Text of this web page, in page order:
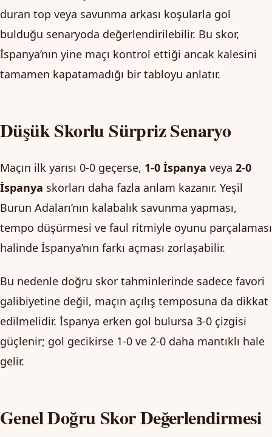
duran top veya savunma arkası koşularla gol
bulduğu senaryoda değerlendirilebilir. Bu skor,
İspanya’nın yine maçı kontrol ettiği ancak kalesini
tamamen kapatamadığı bir tabloyu anlatır.
Düşük Skorlu Sürpriz Senaryo
Maçın ilk yarısı 0-0 geçerse, 1-0 İspanya veya 2-0
İspanya skorları daha fazla anlam kazanır. Yeşil
Burun Adaları’nın kalabalık savunma yapması,
tempo düşürmesi ve faul ritmiyle oyunu parçalaması
halinde İspanya’nın farkı açması zorlaşabilir.
Bu nedenle doğru skor tahminlerinde sadece favori
galibiyetine değil, maçın açılış temposuna da dikkat
edilmelidir. İspanya erken gol bulursa 3-0 çizgisi
güçlenir; gol gecikirse 1-0 ve 2-0 daha mantıklı hale
gelir.
Genel Doğru Skor Değerlendirmesi